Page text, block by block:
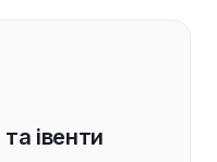
івенти